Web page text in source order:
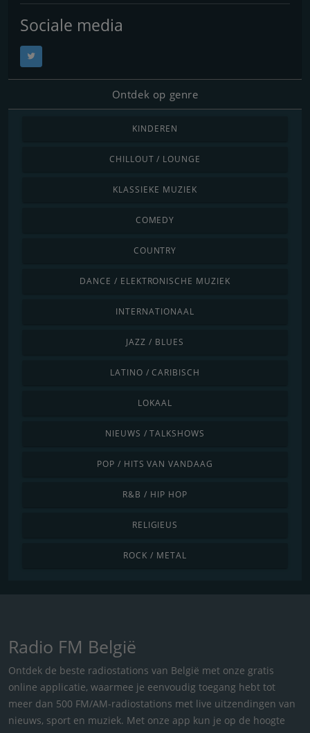
Sociale media
Ontdek op genre
KINDEREN
CHILLOUT / LOUNGE
KLASSIEKE MUZIEK
COMEDY
COUNTRY
DANCE / ELEKTRONISCHE MUZIEK
INTERNATIONAAL
JAZZ / BLUES
LATINO / CARIBISCH
LOKAAL
NIEUWS / TALKSHOWS
POP / HITS VAN VANDAAG
R&B / HIP HOP
RELIGIEUS
ROCK / METAL
Radio FM België
Ontdek de beste radiostations van België met onze gratis
online applicatie, waarmee je eenvoudig toegang hebt tot
meer dan 500 FM/AM-radiostations met live uitzendingen van
nieuws, sport en muziek. Met onze app kun je op de hoogte